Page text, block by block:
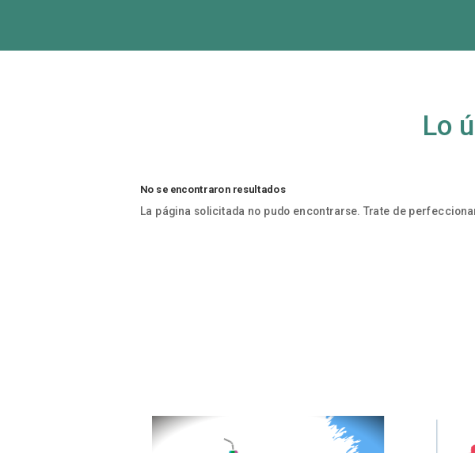
Lo
No se encontraron resultados
La página solicitada no pudo encontrarse. Trate de